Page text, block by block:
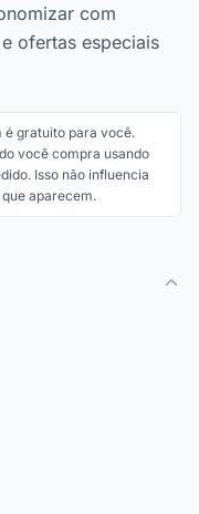
com
ofertas especiais
é gratuito para você.
você compra usando
Isso não influencia
aparecem.